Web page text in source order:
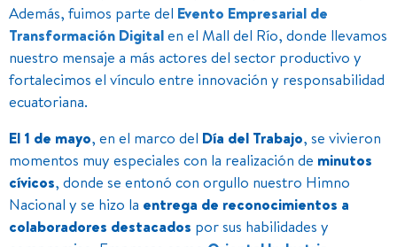
Además, fuimos parte del Evento Empresarial de
Transformación Digitalen el Mall del Río, donde llevamos
nuestro mensaje a más actores del sector productivo y
fortalecimos el vínculo entre innovación y responsabilidad
ecuatoriana.
El 1 de mayo, en el marco del Día del Trabajo, se vivieron
momentos muy especiales con la realización de minutos
cívicos, donde se entonó con orgullo nuestro Himno
Nacional y se hizo la entrega de reconocimientos a
colaboradores destacados por sus habilidades y